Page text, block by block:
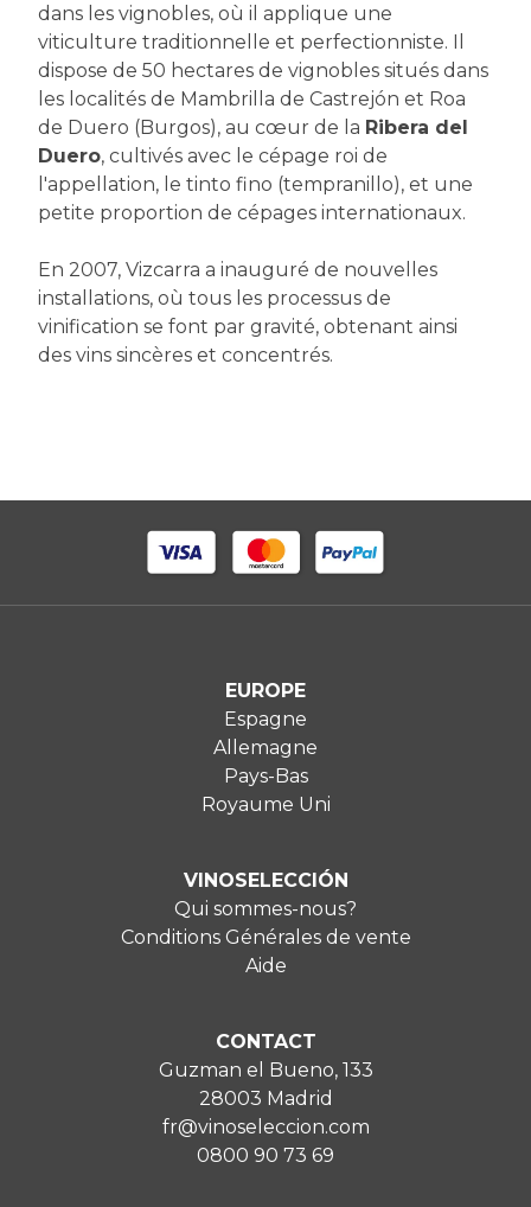
dans les vignobles, où il applique une
viticulture traditionnelle et perfectionniste. Il
dispose de 50 hectares de vignobles situés dans
les localités de Mambrilla de Castrejón et Roa
de Duero (Burgos), au cœur de la Ribera del
Duero, cultivés avec le cépage roi de
l'appellation, le tinto fino (tempranillo), et une
petite proportion de cépages internationaux.
En 2007, Vizcarra a inauguré de nouvelles
installations, où tous les processus de
vinification se font par gravité, obtenant ainsi
des vins sincères et concentrés.
EUROPE
Espagne
Allemagne
Pays-Bas
Royaume Uni
VINOSELECCIÓN
Qui sommes-nous?
Conditions Générales de vente
Aide
CONTACT
Guzman el Bueno, 133
28003 Madrid
fr@vinoseleccion.com
0800 90 73 69